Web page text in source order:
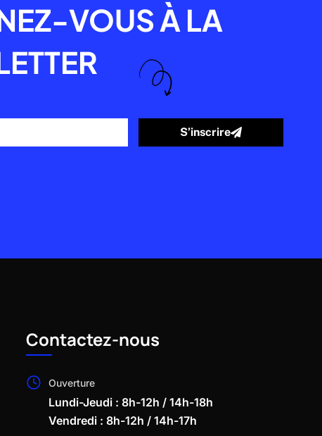
VOUS À LA
S’inscrire
Contactez-nous
Ouverture
Lundi-Jeudi : 8h-12h / 14h-18h
Vendredi : 8h-12h / 14h-17h